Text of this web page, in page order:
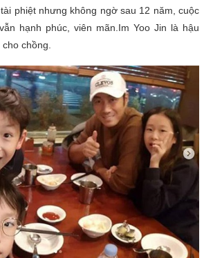
phiệt nhưng không ngờ sau 12 năm, cuộc
hạnh phúc, viên mãn.Im Yoo Jin là hậu
chồng.